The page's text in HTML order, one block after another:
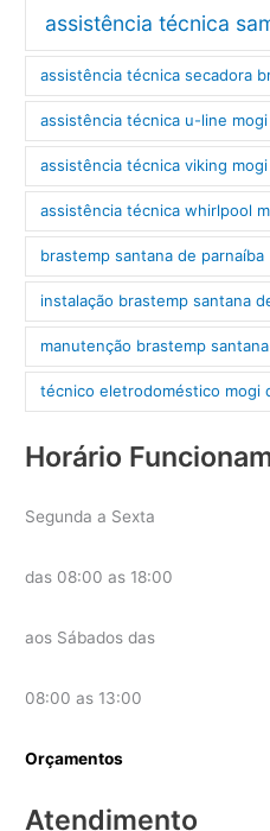
assistência técnica
assistência técnica secadora
assistência técnica u-line
assistência técnica viking
assistência técnica whirlpool
brastemp santana de parnaíba
instalação brastemp santana
manutenção brastemp
técnico eletrodoméstico mogi
Horário
Segunda a Sexta
das 08:00 as 18:00
aos Sábados das
08:00 as 13:00
Orçamentos
Atendimento